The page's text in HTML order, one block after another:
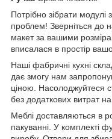
Потрібно зібрати
проблем! Зверніться до
макет за вашими
вписалася в простір
Наші фабричні кухні
дає змогу нам
ціною. Насолоджуйтеся
без додаткових витрат
Меблі доставляються в
пакуванні. У комплекті